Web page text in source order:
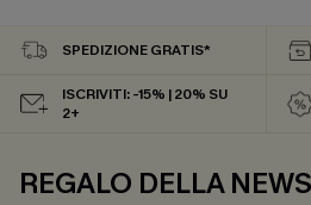
SPEDIZIONE GRATIS*
ISCRIVITI: -15% | 20% SU
2+
REGALO DELLA